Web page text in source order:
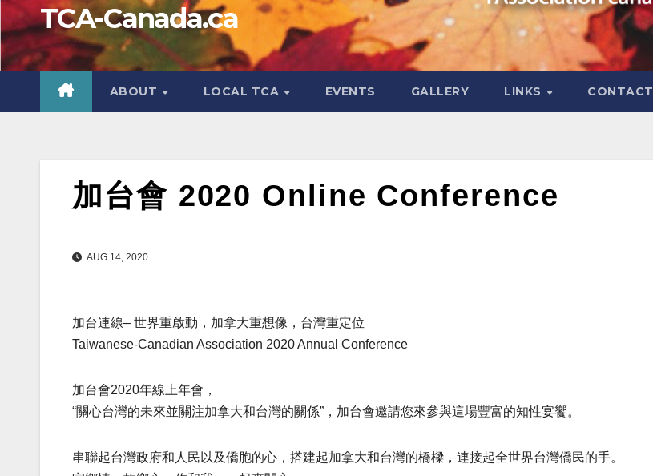
TCA-Canada.ca
ABOUT LOCAL TCA EVENTS GALLERY LINKS CONTACT
加台會 2020 Online Conference
AUG 14, 2020
加台連線– 世界重啟動，加拿大重想像，台灣重定位
Taiwanese-Canadian Association 2020 Annual Conference
加台會2020年線上年會，
“關心台灣的未來並關注加拿大和台灣的關係”，加台會邀請您來參與這場豐富的知性宴饗。
串聯起台灣政府和人民以及僑胞的心，搭建起加拿大和台灣的橋樑，連接起全世界台灣僑民的手。